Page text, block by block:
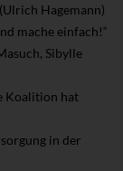
Hagemann)
mache einfach!“
Sibylle
Koalition hat
in der